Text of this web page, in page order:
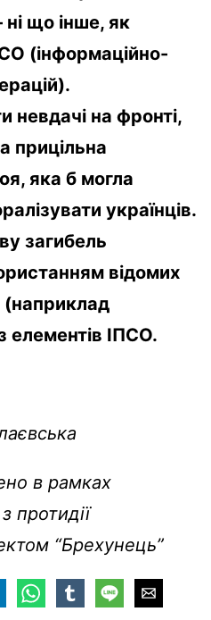
що інше, як
(інформаційно-
невдачі на фронті,
прицільна
яка б могла
українців.
загибель
відомих
(наприклад
елементів ІПСО.
в рамках
протидії
“Брехунець”